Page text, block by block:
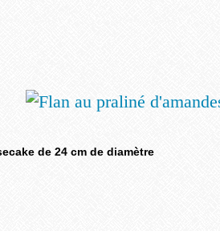
de 24 cm de diamètre